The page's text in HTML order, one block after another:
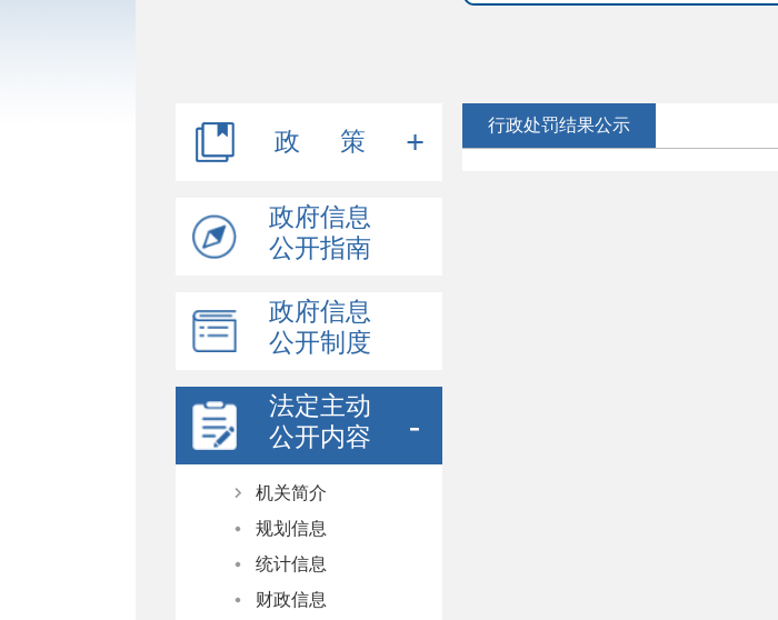
政 策
行政规范性文件
其他文件
政府信息
公开指南
政府信息
公开制度
法定主动
公开内容
机关简介
部门领导
机构职能
规划信息
统计信息
财政信息
行政处罚结果公示